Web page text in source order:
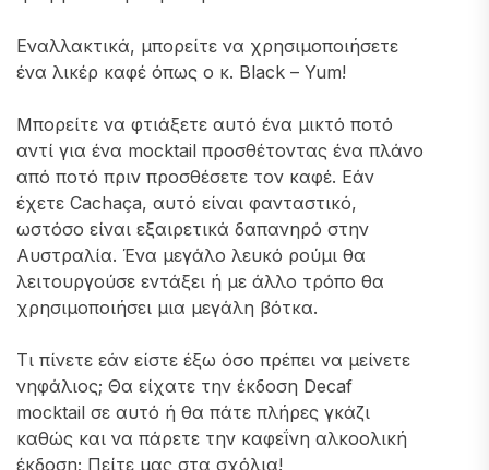
Εναλλακτικά, μπορείτε να χρησιμοποιήσετε
ένα λικέρ καφέ όπως ο κ. Black – Yum!
Μπορείτε να φτιάξετε αυτό ένα μικτό ποτό
αντί για ένα mocktail προσθέτοντας ένα πλάνο
από ποτό πριν προσθέσετε τον καφέ. Εάν
έχετε Cachaça, αυτό είναι φανταστικό,
ωστόσο είναι εξαιρετικά δαπανηρό στην
Αυστραλία. Ένα μεγάλο λευκό ρούμι θα
λειτουργούσε εντάξει ή με άλλο τρόπο θα
χρησιμοποιήσει μια μεγάλη βότκα.
Τι πίνετε εάν είστε έξω όσο πρέπει να μείνετε
νηφάλιος; Θα είχατε την έκδοση Decaf
mocktail σε αυτό ή θα πάτε πλήρες γκάζι
καθώς και να πάρετε την καφεΐνη αλκοολική
έκδοση; Πείτε μας στα σχόλια!